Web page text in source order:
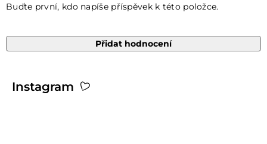
Buďte první, kdo napíše příspěvek k této položce.
Přidat hodnocení
Instagram